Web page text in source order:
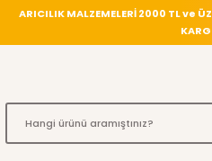
ARICILIK MALZEMELERİ 2000 TL ve